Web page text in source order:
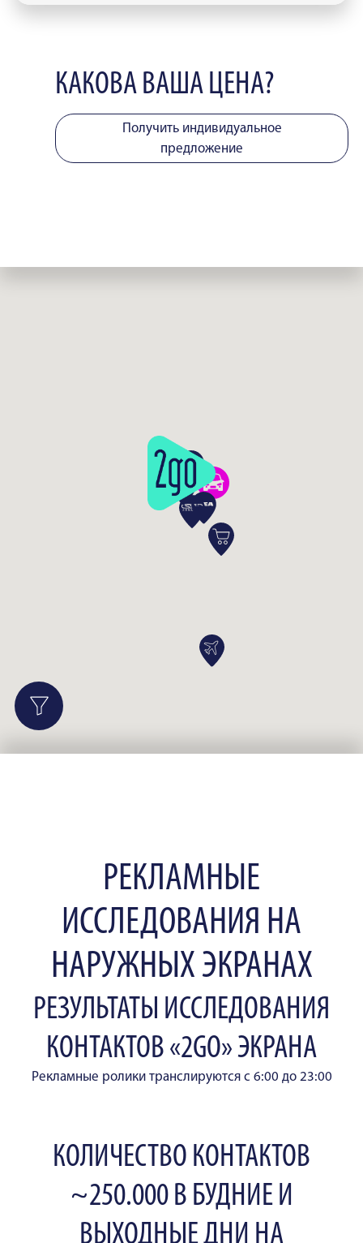
КАКОВА ВАША ЦЕНА?
Получить индивидуальное
предложение
РЕКЛАМНЫЕ
ИССЛЕДОВАНИЯ НА
НАРУЖНЫХ ЭКРАНАХ
РЕЗУЛЬТАТЫ ИССЛЕДОВАНИЯ
КОНТАКТОВ «2GO» ЭКРАНА
Рекламные ролики транслируются с 6:00 до 23:00
КОЛИЧЕСТВО КОНТАКТОВ
~250.000 В БУДНИЕ И
ВЫХОДНЫЕ ДНИ НА